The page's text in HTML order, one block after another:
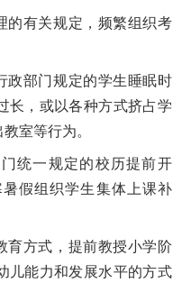
的有关规定，频繁组织考
政部门规定的学生睡眠时
长，或以各种方式挤占学
室等行为。
统一规定的校历提前开
假组织学生集体上课补
育方式，提前教授小学阶
儿能力和发展水平的方式